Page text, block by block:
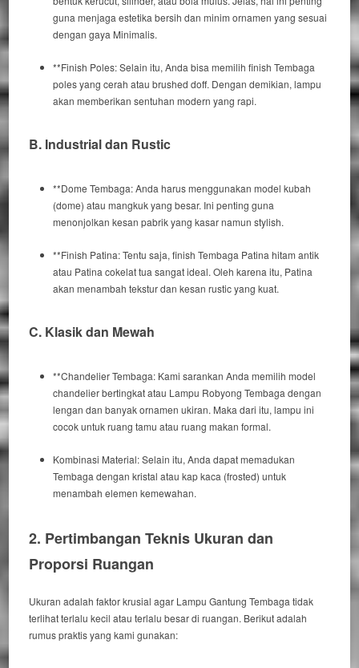
guna menjaga estetika bersih dan minim ornamen yang sesuai
dengan gaya Minimalis.
**Finish Poles:Selain itu, Anda bisa memilihfinish Tembaga
poles yang cerah ataubrushed doff. Dengan demikian, lampu
akan memberikan sentuhan modern yang rapi.
B. Industrial dan Rustic
**Dome Tembaga:Anda harusmenggunakan model kubah
(dome) atau mangkuk yang besar. Ini penting guna
menonjolkan kesan pabrik yang kasar namunstylish.
**Finish Patina:Tentu saja,finish Tembaga Patina hitam antik
atau Patina cokelat tua sangat ideal.Oleh karena itu, Patina
akan menambah tekstur dan kesanrusticyang kuat.
C. Klasik dan Mewah
**ChandelierTembaga: Kami sarankan Anda memilih model
chandelierbertingkat atau Lampu Robyong Tembaga dengan
lengan dan banyak ornamen ukiran. Maka dari itu, lampu ini
cocok untuk ruang tamu atau ruang makan formal.
Kombinasi Material:Selain itu, Anda dapat memadukan
Tembaga dengan kristal atau kap kaca (frosted) untuk
menambah elemen kemewahan.
2. Pertimbangan Teknis Ukuran dan
Proporsi Ruangan
Ukuran adalah faktor krusial agar Lampu Gantung Tembaga tidak
terlihat terlalu kecil atau terlalu besar di ruangan. Berikut adalah
rumus praktis yang kami gunakan: